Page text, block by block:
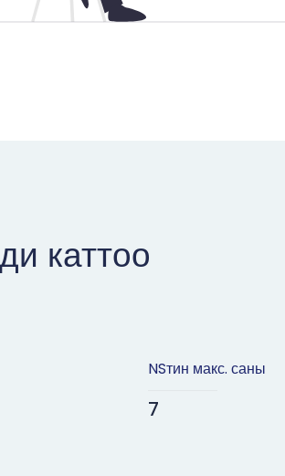
каттоо
NSтин макс. саны
7